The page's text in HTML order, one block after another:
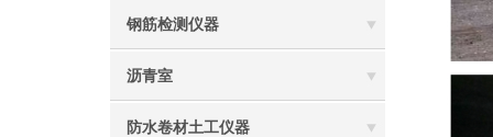
钢筋检测仪器
沥青室
防水卷材土工仪器